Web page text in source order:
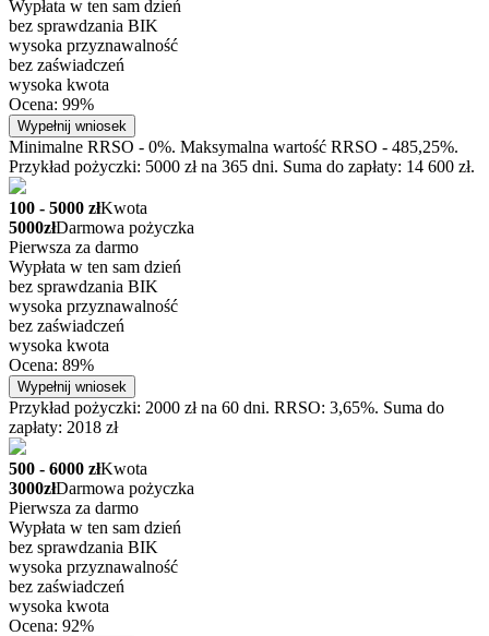
Wypłata w ten sam dzień
bez sprawdzania BIK
wysoka przyznawalność
bez zaświadczeń
wysoka kwota
Ocena: 99%
Wypełnij wniosek
Minimalne RRSO - 0%. Maksymalna wartość RRSO - 485,25%.
Przykład pożyczki: 5000 zł na 365 dni. Suma do zapłaty: 14 600 zł.
100 - 5000 złKwota
5000złDarmowa pożyczka
Pierwsza za darmo
Wypłata w ten sam dzień
bez sprawdzania BIK
wysoka przyznawalność
bez zaświadczeń
wysoka kwota
Ocena: 89%
Wypełnij wniosek
Przykład pożyczki: 2000 zł na 60 dni. RRSO: 3,65%. Suma do
zapłaty: 2018 zł
500 - 6000 złKwota
3000złDarmowa pożyczka
Pierwsza za darmo
Wypłata w ten sam dzień
bez sprawdzania BIK
wysoka przyznawalność
bez zaświadczeń
wysoka kwota
Ocena: 92%